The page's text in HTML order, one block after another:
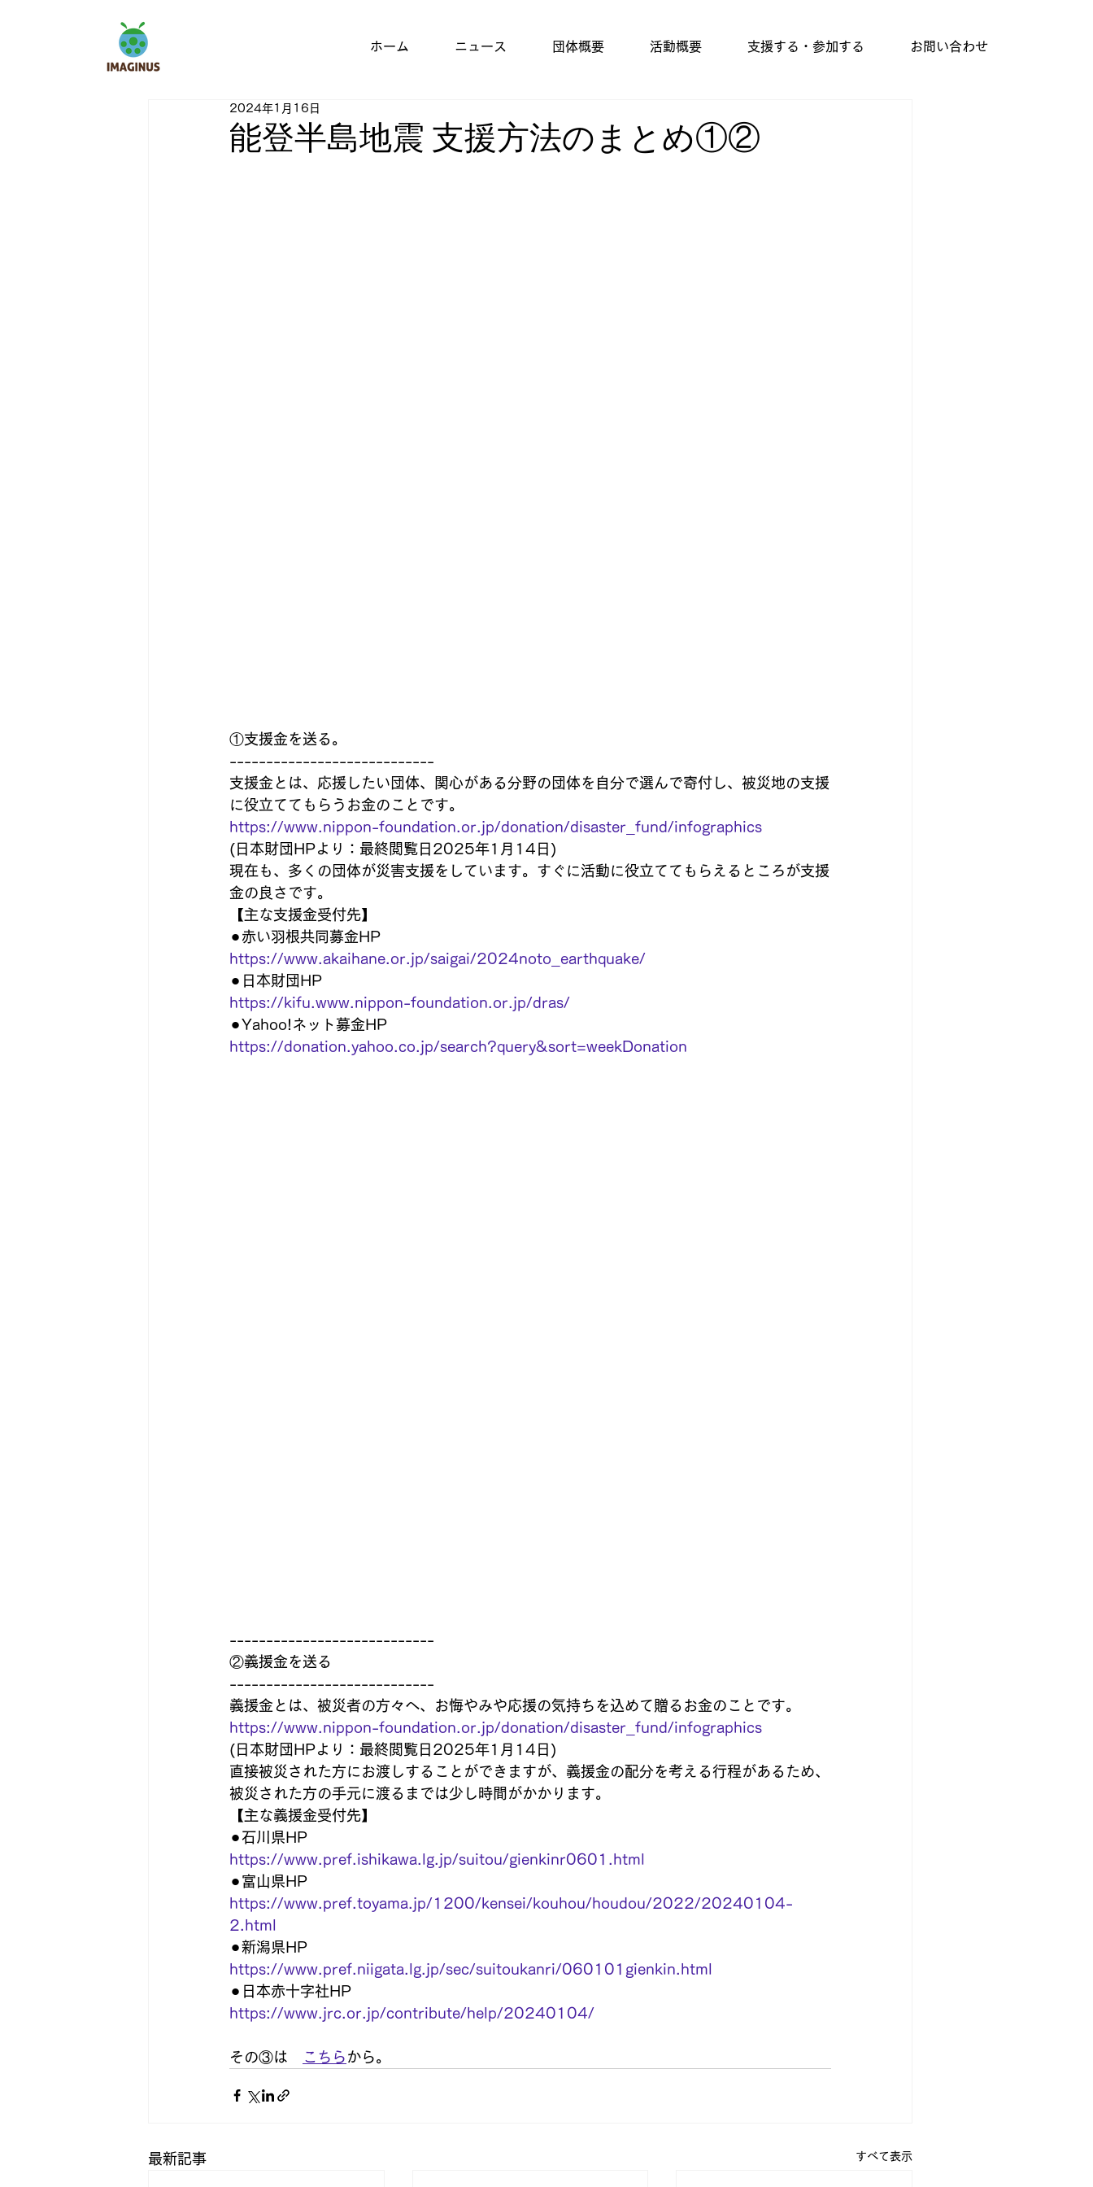
ホーム ニュース 団体概要 活動概要 支援する・参加する お問い合わせ
能登半島地震 支援方法のまとめ①②
2024年1月16日
①支援金を送る。
----------------------------
支援金とは、応援したい団体、関心がある分野の団体を自分で選んで寄付し、被災地の支援
に役立ててもらうお金のことです。
https://www.nippon-foundation.or.jp/donation/disaster_fund/infographics
(日本財団HPより：最終閲覧日2025年1月14日)
現在も、多くの団体が災害支援をしています。すぐに活動に役立ててもらえるところが支援
金の良さです。
【主な支援金受付先】
⚫︎赤い羽根共同募金HP
https://www.akaihane.or.jp/saigai/2024noto_earthquake/
⚫︎日本財団HP
https://kifu.www.nippon-foundation.or.jp/dras/
⚫︎Yahoo!ネット募金HP
https://donation.yahoo.co.jp/search?query&sort=weekDonation
----------------------------
②義援金を送る
----------------------------
義援金とは、被災者の方々へ、お悔やみや応援の気持ちを込めて贈るお金のことです。
https://www.nippon-foundation.or.jp/donation/disaster_fund/infographics
(日本財団HPより：最終閲覧日2025年1月14日)
直接被災された方にお渡しすることができますが、義援金の配分を考える行程があるため、
被災された方の手元に渡るまでは少し時間がかかります。
【主な義援金受付先】
⚫︎石川県HP
https://www.pref.ishikawa.lg.jp/suitou/gienkinr0601.html
⚫︎富山県HP
https://www.pref.toyama.jp/1200/kensei/kouhou/houdou/2022/20240104-
2.html
⚫︎新潟県HP
https://www.pref.niigata.lg.jp/sec/suitoukanri/060101gienkin.html
⚫︎日本赤十字社HP
https://www.jrc.or.jp/contribute/help/20240104/
その③は こちら から。
最新記事 すべて表示